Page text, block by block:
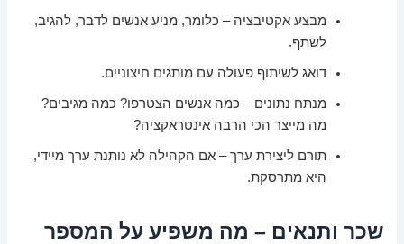
מבצע אקטיבציה – כלומר, מניע אנשים לדבר, להגיב,
לשתף.
דואג לשיתוף פעולה עם מותגים חיצוניים.
מנתח נתונים – כמה אנשים הצטרפו? כמה מגיבים?
מה מייצר הכי הרבה אינטראקציה?
תורם ליצירת ערך – אם הקהילה לא נותנת ערך מיידי,
היא מתרסקת.
שכר ותנאים – מה משפיע על המספר